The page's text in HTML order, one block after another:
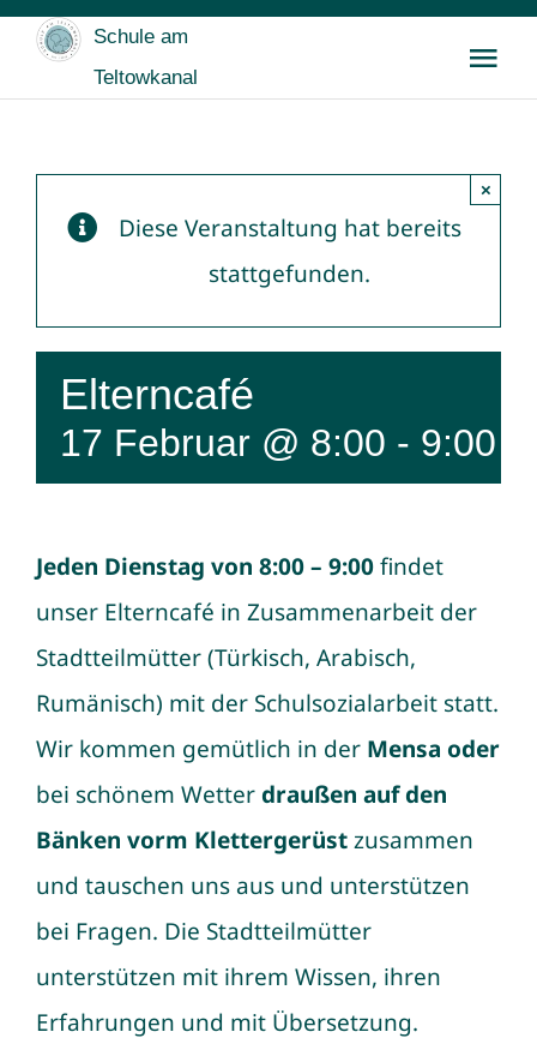
Zum
Inhalt
Schule am
Teltowkanal
Buntes & Archiv
Diese Veranstaltung hat bereits
stattgefunden.
×
Elterncafé
17 Februar @ 8:00 - 9:00
Jeden Dienstag von 8:00 – 9:00findet
unser Elterncafé in Zusammenarbeit der
Stadtteilmütter(Türkisch, Arabisch,
Rumänisch) mit der Schulsozialarbeit statt.
Wir kommen gemütlich in der Mensa oder
bei schönem Wetter draußen auf den
Bänken vorm Klettergerüstzusammen
und tauschen uns aus und unterstützen
bei Fragen. Die Stadtteilmütter
unterstützen mit ihrem Wissen, ihren
Erfahrungen und mit Übersetzung.